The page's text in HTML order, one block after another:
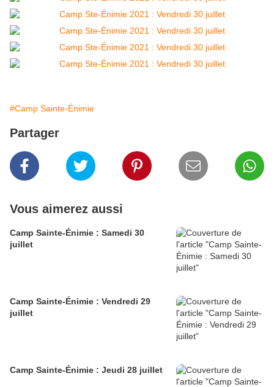
#Camp Sainte-Énimie
Partager
Vous aimerez aussi
Camp Sainte-Énimie : Samedi 30
juillet
Camp Sainte-Énimie : Vendredi 29
juillet
Camp Sainte-Énimie : Jeudi 28 juillet